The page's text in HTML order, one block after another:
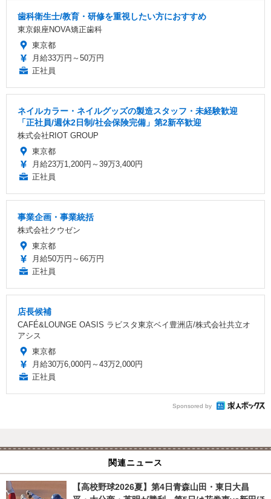
歯科衛生士/教育・研修を重視したい方におすすめ
東京銀座NOVA矯正歯科
東京都
月給33万円～50万円
正社員
ネイルカラー・ネイルグッズの製造スタッフ・未経験歓迎
「正社員/週休2日制/社会保険完備」第2新卒歓迎
株式会社RIOT GROUP
東京都
月給23万1,200円～39万3,400円
正社員
事業企画・事業統括
株式会社クウゼン
東京都
月給50万円～66万円
正社員
店長候補
CAFÉ&LOUNGE OASIS ラビスタ東京ベイ豊洲店/株式会社共立オ
アシス
東京都
月給30万6,000円～43万2,000円
正社員
Sponsored by
関連ニュース
【高校野球2026夏】第4日青森山田・東日大昌